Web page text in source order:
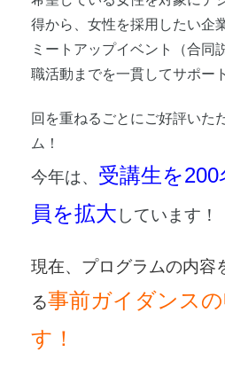
得から、 女性を採用したい企
ミートアップイベント（合同
職活動までを一貫してサポー
回を重ねるごとにご好評いた
ム！
今年は、 受講生を200
員を拡大 しています！
現在、プログラムの内容
る事前ガイダンス
す！